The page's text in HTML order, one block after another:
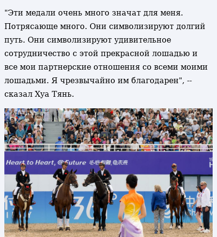
"Эти медали очень много значат для меня.
Потрясающе много. Они символизируют долгий
путь. Они символизируют удивительное
сотрудничество с этой прекрасной лошадью и
все мои партнерские отношения со всеми моими
лошадьми. Я чрезвычайно им благодарен", --
сказал Хуа Тянь.